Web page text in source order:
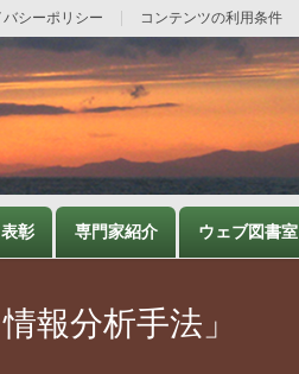
バシーポリシー コンテンツの利用条件
彰 専門家紹介 ウェブ図書室
報分析手法」